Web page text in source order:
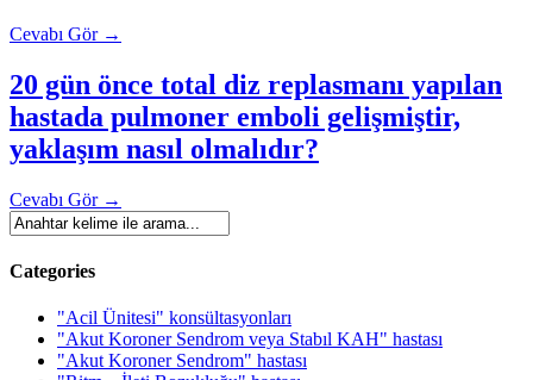
Cevabı Gör→
20 gün önce total diz replasmanı yapılan
hastada pulmoner emboli gelişmiştir,
yaklaşım nasıl olmalıdır?
Cevabı Gör→
Categories
"Acil Ünitesi" konsültasyonları
"Akut Koroner Sendrom veya Stabıl KAH" hastası
"Akut Koroner Sendrom" hastası